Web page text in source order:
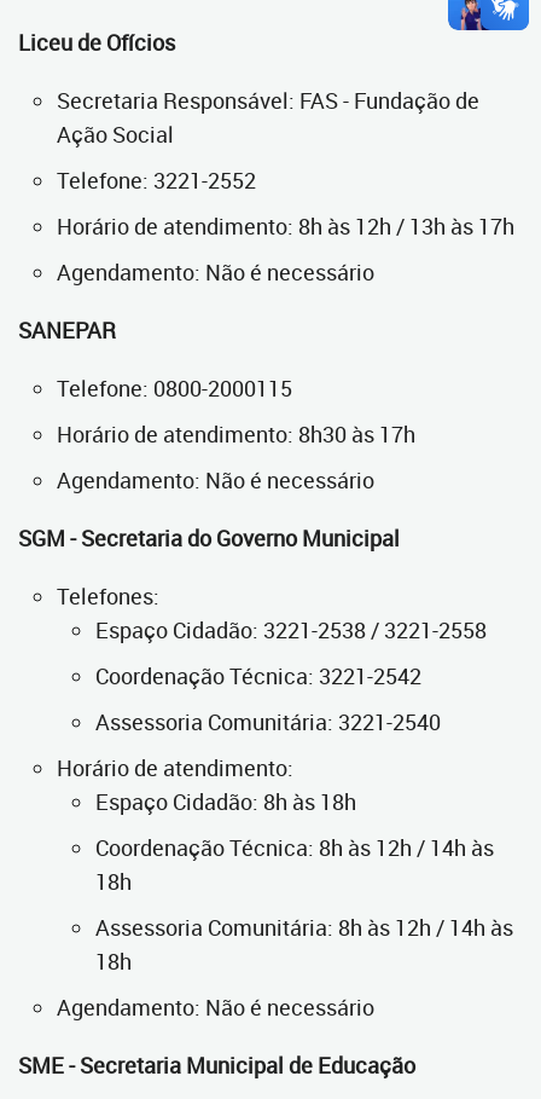
Liceu de Ofícios
Secretaria Responsável: FAS - Fundação de
Ação Social
Telefone: 3221-2552
Horário de atendimento: 8h às 12h / 13h às 17h
Agendamento: Não é necessário
SANEPAR
Telefone: 0800-2000115
Horário de atendimento: 8h30 às 17h
Agendamento: Não é necessário
SGM - Secretaria do Governo Municipal
Telefones:
Espaço Cidadão: 3221-2538 / 3221-2558
Coordenação Técnica: 3221-2542
Assessoria Comunitária: 3221-2540
Horário de atendimento:
Espaço Cidadão: 8h às 18h
Coordenação Técnica: 8h às 12h / 14h às
18h
Assessoria Comunitária: 8h às 12h / 14h às
18h
Agendamento: Não é necessário
SME - Secretaria Municipal de Educação